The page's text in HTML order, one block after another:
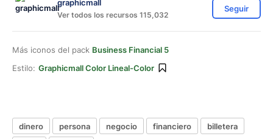
graphicmall
Ver todos los recursos 115,032
Seguir
Más iconos del pack Business Financial 5
Estilo: Graphicmall Color Lineal-Color
dinero persona negocio financiero
billetera